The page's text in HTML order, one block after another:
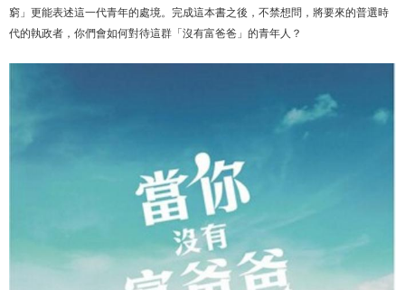
窮」更能表述這一代青年的處境。完成這本書之後，不禁想問，將要來的普選時
代的執政者，你們會如何對待這群「沒有富爸爸」的青年人？